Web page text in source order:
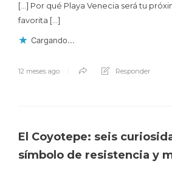
[…] Por qué Playa Venecia será tu
favorita […]
Cargando...
12 meses ago Responder
El Coyotepe: seis
símbolo de resistencia y